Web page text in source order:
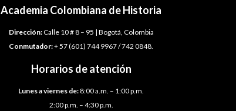
Academia Colombiana de Historia
Dirección:Calle 10 # 8 – 95 | Bogotá, Colombia
Conmutador:+ 57 (601) 744 9967 / 742 0848.
Horarios de atención
Lunes a viernes de:8:00 a.m. – 1:00 p.m.
2:00 p.m. – 4:30 p.m.